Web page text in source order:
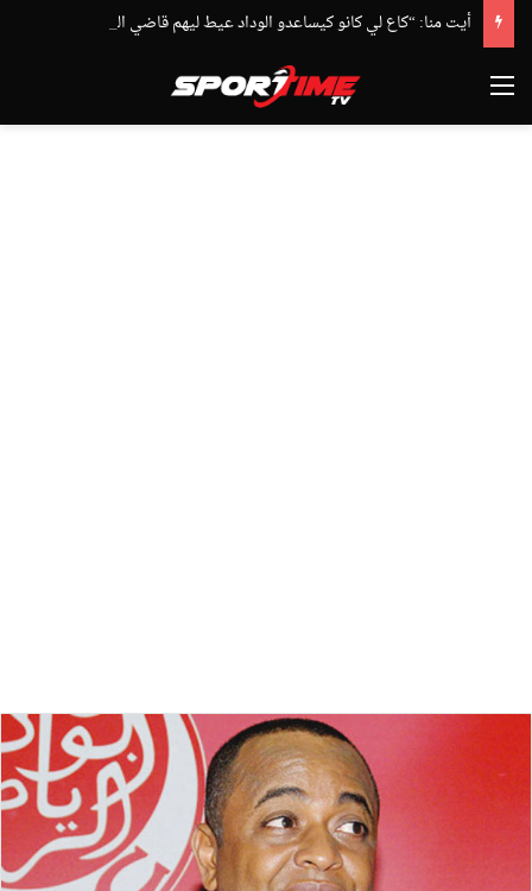
القائمة